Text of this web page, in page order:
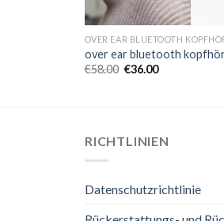
OVER EAR BLUETOOTH
over ear bluetooth
€58.00 €36.00
RICHTLINIEN
Datenschutzrichtlinie